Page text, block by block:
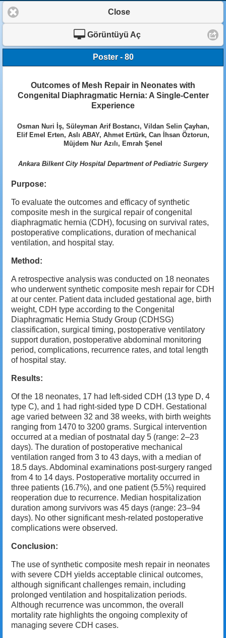
Close
Görüntüyü Aç
Poster - 80
Outcomes of Mesh Repair in Neonates with
Congenital Diaphragmatic Hernia: A Single-Center
Experience
Osman Nuri İş, Süleyman Arif Bostancı, Vildan Selin Çayhan,
Elif Emel Erten, Aslı ABAY, Ahmet Ertürk, Can İhsan Öztorun,
Müjdem Nur Azılı, Emrah Şenel
Ankara Bilkent City Hospital Department of Pediatric Surgery
Purpose:
To evaluate the outcomes and efficacy of synthetic
composite mesh in the surgical repair of congenital
diaphragmatic hernia (CDH), focusing on survival rates,
postoperative complications, duration of mechanical
ventilation, and hospital stay.
Method:
A retrospective analysis was conducted on 18 neonates
who underwent synthetic composite mesh repair for CDH
at our center. Patient data included gestational age, birth
weight, CDH type according to the Congenital
Diaphragmatic Hernia Study Group (CDHSG)
classification, surgical timing, postoperative ventilatory
support duration, postoperative abdominal monitoring
period, complications, recurrence rates, and total length
of hospital stay.
Results:
Of the 18 neonates, 17 had left-sided CDH (13 type D, 4
type C), and 1 had right-sided type D CDH. Gestational
age varied between 32 and 38 weeks, with birth weights
ranging from 1470 to 3200 grams. Surgical intervention
occurred at a median of postnatal day 5 (range: 2–23
days). The duration of postoperative mechanical
ventilation ranged from 3 to 43 days, with a median of
18.5 days. Abdominal examinations post-surgery ranged
from 4 to 14 days. Postoperative mortality occurred in
three patients (16.7%), and one patient (5.5%) required
reoperation due to recurrence. Median hospitalization
duration among survivors was 45 days (range: 23–94
days). No other significant mesh-related postoperative
complications were observed.
Conclusion:
The use of synthetic composite mesh repair in neonates
with severe CDH yields acceptable clinical outcomes,
although significant challenges remain, including
prolonged ventilation and hospitalization periods.
Although recurrence was uncommon, the overall
mortality rate highlights the ongoing complexity of
managing severe CDH cases.